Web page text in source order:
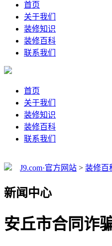
首页
关于我们
装修知识
装修百科
联系我们
首页
关于我们
装修知识
装修百科
联系我们
J9.com·官方网站 > 装修百
新闻中心
安丘市合同诈